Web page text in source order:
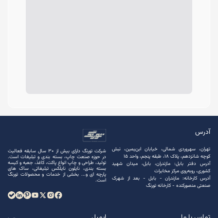
آدرس
تهران، سهروردی شمالی، خیابان ابن‌یمین، نبش
کوچه شانزدهم، پلاک ۱۸، طبقه پنجم، واحد ۱۵
آدرس دفتر بابل: مازندران، بابل، میدان شهید
کشوری، روبه‌روی مرکز مخابرات
آدرس کارخانه: مازندران - بابل - بعد از شهرک
صنعتی منصور‌کنده - کارخانه تورنگ
شرکت تورنگ دارای بیش از 30 سال سابقه فعالیت
در حوزه صنعت چاپ، بسته ‌بندی و تبلیغات است.
تولید، طراحی و چاپ انواع پاکت، کاغذ، جعبه و کیسه
بسته ‌بندی، نایلون نایلکس تبلیغاتی، ساک های
پارچه ‌ای و... بخشی از خدمات و محصولات تورنگ
است.